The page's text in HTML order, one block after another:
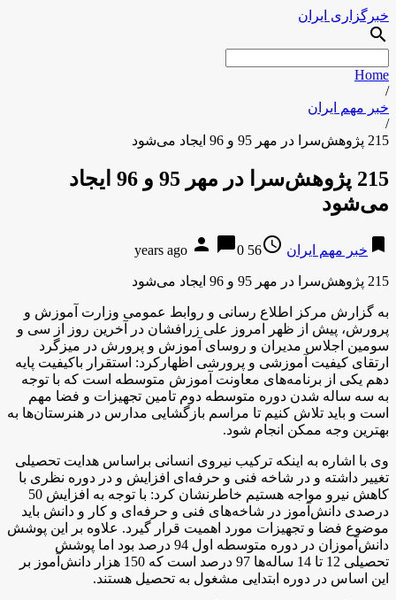
خبرگزاری ایران
search
Home
/
خبر مهم ایران
/
215 پژوهش‌سرا در مهر 95 و 96 ایجاد می‌شود
215 پژوهش‌سرا در مهر 95 و 96 ایجاد
می‌شود
bookmark خبر مهم ایران access_time
56 years ago
person chat_bubble0
215 پژوهش‌سرا در مهر 95 و 96 ایجاد می‌شود
به گزارش مرکز اطلاع رسانی و روابط عمومی وزارت آموزش و
پرورش، پیش از ظهر امروز علی زرافشان در آخرین روز از سی و
سومین اجلاس مدیران و روسای آموزش و پرورش در میزگرد
ارتقای کیفیت آموزشی و پرورشی اظهارکرد: استقرار باکیفیت پایه
دهم یکی از برنامه‌های معاونت آموزش متوسطه است که با توجه
به سه ساله شدن دوره متوسطه دوم تامین تجهیزات و فضا مهم
است و باید تلاش کنیم تا مراسم بازگشایی مدارس در هنرستان‌ها به
بهترین وجه ممکن انجام شود.
وی با اشاره به اینکه ترکیب نیروی انسانی براساس هدایت تحصیلی
تغییر داشته و در شاخه فنی و حرفه‌ای افزایش و در دوره نظری با
کاهش نیرو مواجه هستیم خاطرنشان کرد: با توجه به افزایش 50
درصدی دانش‌آموز در شاخه‌های فنی و حرفه‌ای و کار و دانش باید
موضوع فضا و تجهیزات مورد اهمیت قرار گیرد. علاوه بر این پوشش
دانش‌آموزان در دوره متوسطه اول 94 درصد بود اما پوشش
تحصیلی 12 تا 14 ساله‌ها 97 درصد است که 150 هزار دانش‌آموز بر
این اساس در دوره ابتدایی مشغول به تحصیل هستند.